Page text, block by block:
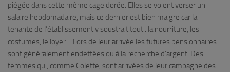
piégée dans cette même cage dorée. Elles se voient verser un
salaire hebdomadaire, mais ce dernier est bien maigre car la
tenante de l’établissement y soustrait tout : la nourriture, les
costumes, le loyer… Lors de leur arrivée les futures pensionnaires
sont généralement endettées ou à la recherche d’argent. Des
femmes qui, comme Colette, sont arrivées de leur campagne des